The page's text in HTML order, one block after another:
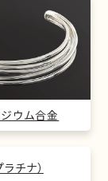
ウム合金
チナ）